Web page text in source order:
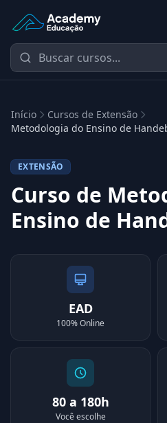
Academy Extensão
Início
Cursos de Extensão
Metodologia do Ensino de
EXTENSÃO
Curso de
Ensino de
EAD
100% Online
80 a 180h
Você escolhe